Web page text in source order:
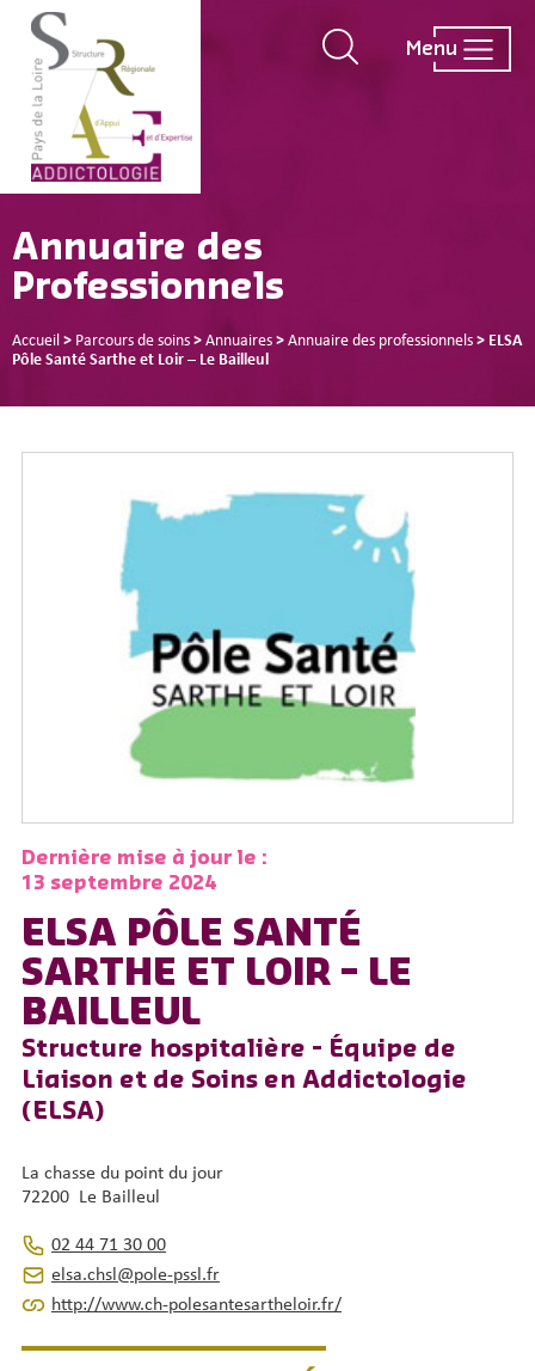
Menu
Annuaire des
Professionnels
Accueil > Parcours de soins > Annuaires > Annuaire des professionnels > ELSA
Pôle Santé Sarthe et Loir – Le Bailleul
Dernière mise à jour le :
13 septembre 2024
ELSA PÔLE SANTÉ
SARTHE ET LOIR – LE
BAILLEUL
Structure hospitalière - Équipe de
Liaison et de Soins en Addictologie
(ELSA)
La chasse du point du jour
72200 Le Bailleul
02 44 71 30 00
elsa.chsl@pole-pssl.fr
http://www.ch-polesantesartheloir.fr/